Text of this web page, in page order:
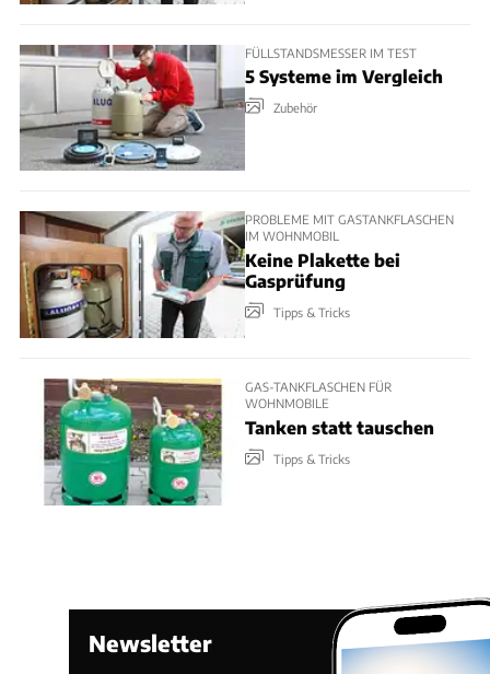
FÜLLSTANDSMESSER IM TEST
5 Systeme im Vergleich
Zubehör
PROBLEME MIT GASTANKFLASCHEN
IM WOHNMOBIL
Keine Plakette bei
Gasprüfung
Tipps & Tricks
GAS-TANKFLASCHEN FÜR
WOHNMOBILE
Tanken statt tauschen
Tipps & Tricks
Newsletter